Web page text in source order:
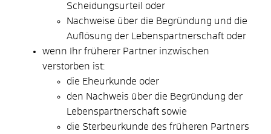
Scheidungsurteil oder
Nachweise über die Begründung und die
Auflösung der Lebenspartnerschaft oder
wenn Ihr früherer Partner inzwischen
verstorben ist:
die Eheurkunde oder
den Nachweis über die Begründung der
Lebenspartnerschaft sowie
die Sterbeurkunde des früheren Partners